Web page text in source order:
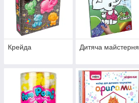
Крейда Дитяча майстерня